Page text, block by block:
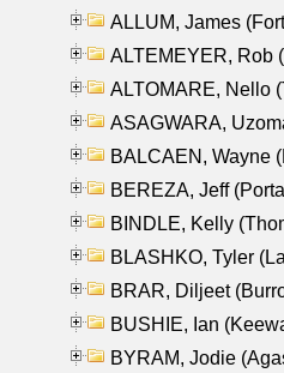
ALLUM, James
ALTEMEYER, Rob
ALTOMARE, Nello
ASAGWARA,
BALCAEN, Wayne
BEREZA, Jeff
BINDLE, Kelly
BLASHKO, Tyler
BRAR, Diljeet
BUSHIE, Ian
BYRAM, Jodie